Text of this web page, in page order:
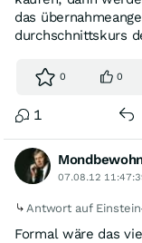
das
durchschnittskurs
0 0
1
07.08.12
Antwort auf
Formal wäre das